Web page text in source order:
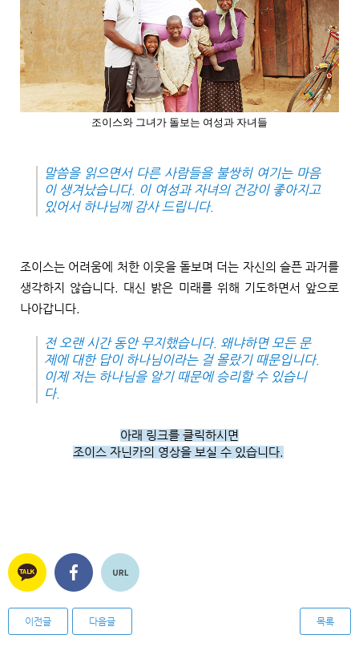
조이스와 그녀가 돌보는 여성과 자녀들
말씀을 읽으면서 다른 사람들을 불쌍히 여기는 마음
이 생겨났습니다. 이 여성과 자녀의 건강이 좋아지고
있어서 하나님께 감사 드립니다.
조이스는 어려움에 처한 이웃을 돌보며 더는 자신의 슬픈 과거를
생각하지 않습니다. 대신 밝은 미래를 위해 기도하면서 앞으로
나아갑니다.
전 오랜 시간 동안 무지했습니다. 왜냐하면 모든 문
제에 대한 답이 하나님이라는 걸 몰랐기 때문입니다.
이제 저는 하나님을 알기 때문에 승리할 수 있습니
다.
아래 링크를 클릭하시면
조이스 자닌카의 영상을 보실 수 있습니다.
이전글 다음글 목록